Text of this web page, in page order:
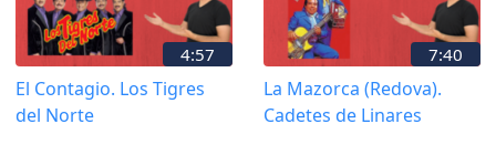
4:57
El Contagio. Los Tigres
del Norte
7:40
La Mazorca (Redova).
Cadetes de Linares